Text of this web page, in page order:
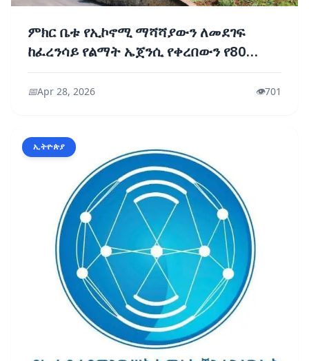
ምክር ቤቱ የኢኮኖሚ ማሻሻያውን ለመደገፍ
ከፈረንሳይ የልማት ኤጀንሲ የቀረበውን የ80
ሚሊዮን ዩሮ ብድር አጸደቀ
📅Apr 28, 2026 👁️701
ኢትዮጵያ